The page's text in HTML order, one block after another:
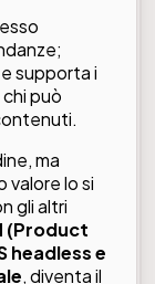
supporta i
può
ma
lo si
gli altri
(Product
headless e
, diventa il